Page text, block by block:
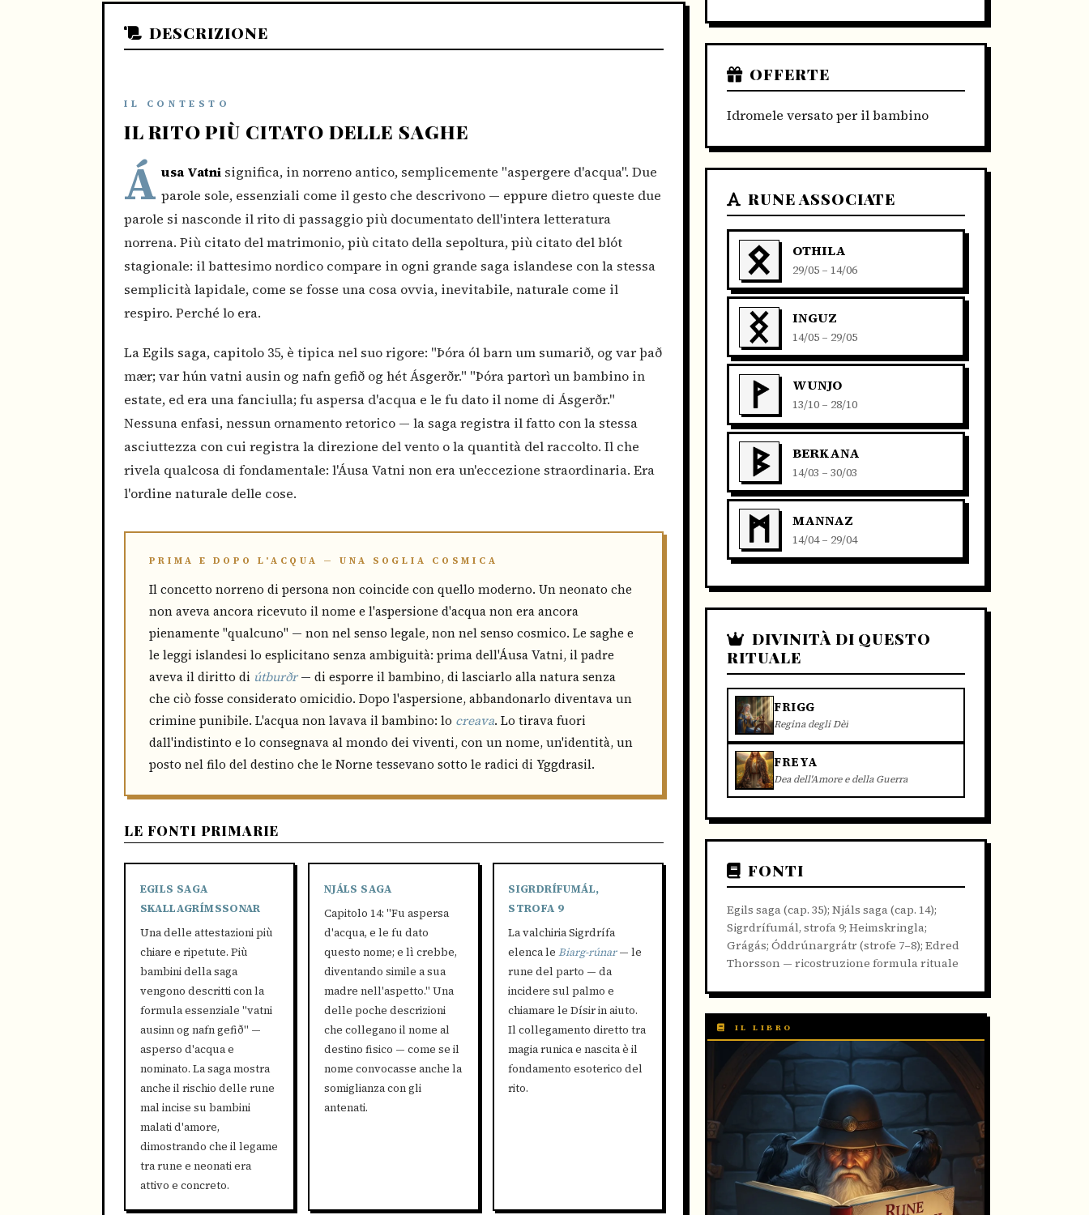
DESCRIZIONE
IL CONTESTO
IL RITO PIÙ CITATO DELLE SAGHE
Á usa Vatnisignifica, in norreno antico, semplicemente "aspergere d'acqua". Due
parole sole, essenziali come il gesto che descrivono — eppure dietro queste due
parole si nasconde il rito di passaggio più documentato dell'intera letteratura
norrena. Più citato del matrimonio, più citato della sepoltura, più citato del blót
stagionale: il battesimo nordico compare in ogni grande saga islandese con la stessa
semplicità lapidale, come se fosse una cosa ovvia, inevitabile, naturale come il
respiro. Perché lo era.
La Egils saga, capitolo 35, è tipica nel suo rigore: "Þóra ól barn um sumarið, og var það
mær; var hún vatni ausin og nafn gefið og hét Ásgerðr." "Þóra partorì un bambino in
estate, ed era una fanciulla; fu aspersa d'acqua e le fu dato il nome di Ásgerðr."
Nessuna enfasi, nessun ornamento retorico — la saga registra il fatto con la stessa
asciuttezza con cui registra la direzione del vento o la quantità del raccolto. Il che
rivela qualcosa di fondamentale: l'Áusa Vatni non era un'eccezione straordinaria. Era
l'ordine naturale delle cose.
PRIMA E DOPO L'ACQUA — UNA SOGLIA COSMICA
Il concetto norreno di persona non coincide con quello moderno. Un neonato che
non aveva ancora ricevuto il nome e l'aspersione d'acqua non era ancora
pienamente "qualcuno" — non nel senso legale, non nel senso cosmico. Le saghe e
le leggi islandesi lo esplicitano senza ambiguità: prima dell'Áusa Vatni, il padre
aveva il diritto di útburðr— di esporre il bambino, di lasciarlo alla natura senza
che ciò fosse considerato omicidio. Dopo l'aspersione, abbandonarlo diventava un
crimine punibile. L'acqua non lavava il bambino: lo creava. Lo tirava fuori
dall'indistinto e lo consegnava al mondo dei viventi, con un nome, un'identità, un
posto nel filo del destino che le Norne tessevano sotto le radici di Yggdrasil.
LE FONTI PRIMARIE
EGILS SAGA
SKALLAGRÍMSSONAR
Una delle attestazioni più
chiare e ripetute. Più
bambini della saga
vengono descritti con la
formula essenziale "vatni
ausinn og nafn gefið" —
asperso d'acqua e
nominato. La saga mostra
anche il rischio delle rune
mal incise su bambini
malati d'amore,
dimostrando che il legame
tra rune e neonati era
attivo e concreto.
NJÁLS SAGA
Capitolo 14: "Fu aspersa
d'acqua, e le fu dato
questo nome; e lì crebbe,
diventando simile a sua
madre nell'aspetto." Una
delle poche descrizioni
che collegano il nome al
destino fisico — come se il
nome convocasse anche la
somiglianza con gli
antenati.
SIGRDRÍFUMÁL,
STROFA 9
La valchiria Sigrdrífa
elenca leBiarg-rúnar— le
rune del parto — da
incidere sul palmo e
chiamare le Dísir in aiuto.
Il collegamento diretto tra
magia runica e nascita è il
fondamento esoterico del
rito.
OFFERTE
Idromele versato per il bambino
RUNE ASSOCIATE
OTHILA
29/05 – 14/06
INGUZ
14/05 – 29/05
WUNJO
13/10 – 28/10
BERKANA
14/03 – 30/03
MANNAZ
14/04 – 29/04
DIVINITÀ DI QUESTO
RITUALE
FRIGG
Regina degli Dèi
FREYA
Dea dell'Amore e della Guerra
FONTI
Egils saga (cap. 35); Njáls saga (cap. 14);
Sigrdrífumál, strofa 9; Heimskringla;
Grágás; Óddrúnargrátr (strofe 7–8); Edred
Thorsson — ricostruzione formula rituale
IL LIBRO